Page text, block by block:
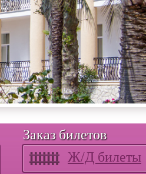
Заказ билетов
Ж/Д билеты